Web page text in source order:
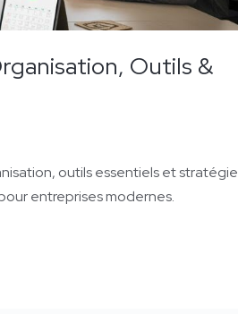
Outils &
outils essentiels et stratégie
entreprises modernes.